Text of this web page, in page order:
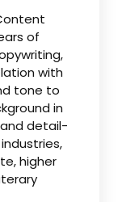
of
with
tone to
in
detail-
higher